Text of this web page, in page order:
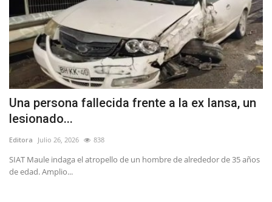
Una persona fallecida frente a la ex Iansa, un
lesionado...
Editora Julio 26, 2026 838
SIAT Maule indaga el atropello de un hombre de alrededor de 35 años
de edad. Amplio...